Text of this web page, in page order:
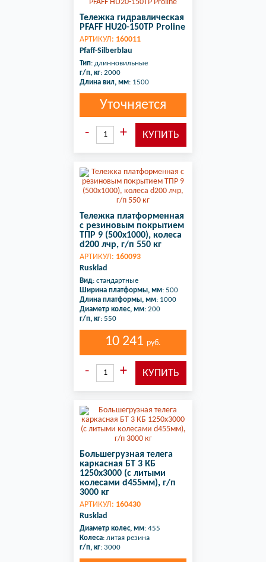
Тележка гидравлическая
PFAFF HU20-150TP Proline
АРТИКУЛ: 160011
Pfaff-Silberblau
Тип: длинновильные
г/п, кг: 2000
Длина вил, мм: 1500
Уточняется
Тележка платформенная
с резиновым покрытием
ТПР 9 (500х1000), колеса
d200 лчр, г/п 550 кг
АРТИКУЛ: 160093
Rusklad
Вид: стандартные
Ширина платформы, мм: 500
Длина платформы, мм: 1000
Диаметр колес, мм: 200
г/п, кг: 550
10 241 руб.
Большегрузная телега
каркасная БТ 3 КБ
1250х3000 (с литыми
колесами d455мм), г/п
3000 кг
АРТИКУЛ: 160430
Rusklad
Диаметр колес, мм: 455
Колеса: литая резина
г/п, кг: 3000